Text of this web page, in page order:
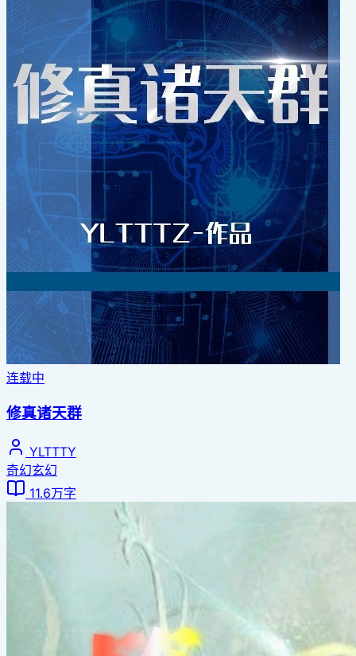
连载中
修真诸天群
YLTTTY
奇幻玄幻
11.6万字